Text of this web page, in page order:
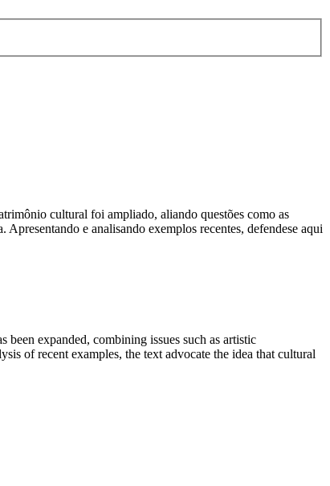
cultural foi ampliado, aliando questões como as
e analisando exemplos recentes, defendese aqui
expanded, combining issues such as artistic
of recent examples, the text advocate the idea that cultural